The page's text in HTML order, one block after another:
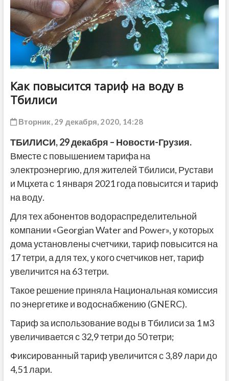
Как повысится тариф на воду в
Тбилиси
Вторник, 29 декабря, 2020, 14:28
ТБИЛИСИ, 29 декабря – Новости-Грузия.
Вместе с повышением тарифа на
электроэнергию, для жителей Тбилиси, Рустави
и Мцхета с 1 января 2021 года повысится и тариф
на воду.
Для тех абонентов водораспределительной
компании «Georgian Water and Power», у которых
дома установлены счетчики, тариф повысится на
17 тетри, а для тех, у кого счетчиков нет, тариф
увеличится на 63 тетри.
Такое решение приняла Национальная комиссия
по энергетике и водоснабжению (GNERC).
Тариф за использование воды в Тбилиси за 1 м3
увеличивается с 32,9 тетри до 50 тетри;
Фиксированный тариф увеличится с 3,89 лари до
4,51 лари.